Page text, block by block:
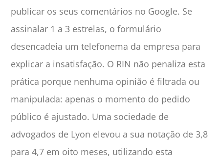
publicar os seus comentários no Google. Se
assinalar 1 a 3 estrelas, o formulário
desencadeia um telefonema da empresa para
explicar a insatisfação. O RIN não penaliza esta
prática porque nenhuma opinião é filtrada ou
manipulada: apenas o momento do pedido
público é ajustado. Uma sociedade de
advogados de Lyon elevou a sua notação de 3,8
para 4,7 em oito meses, utilizando esta